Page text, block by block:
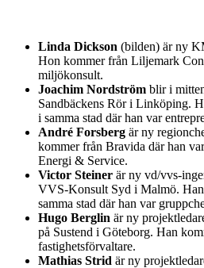
Linda Dickson (bilden) är ny
Hon kommer från Liljemark
miljökonsult.
Joachim Nordström blir i
Sandbäckens Rör i Linköping.
i samma stad där han var
André Forsberg är ny
kommer från Bravida där han
Energi & Service.
Victor Steiner är ny vd/vvs-
VVS-Konsult Syd i Malmö.
samma stad där han var
Hugo Berglin är ny
på Sustend i Göteborg. Han
fastighetsförvaltare.
Mathias Strid är ny